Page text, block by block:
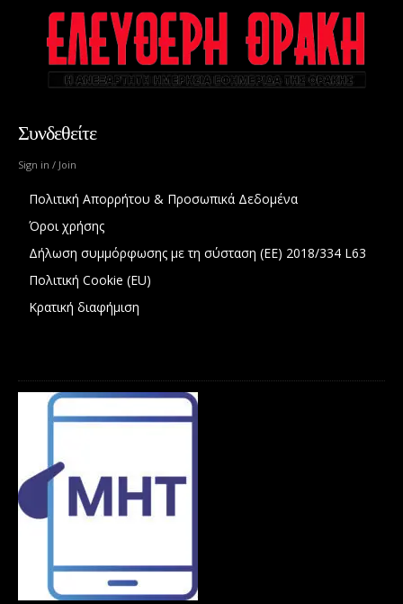
Συνδεθείτε
Sign in / Join
Πολιτική Απορρήτου & Προσωπικά Δεδομένα
Όροι χρήσης
Δήλωση συμμόρφωσης με τη σύσταση (ΕΕ) 2018/334 L63
Πολιτική Cookie (EU)
Κρατική διαφήμιση